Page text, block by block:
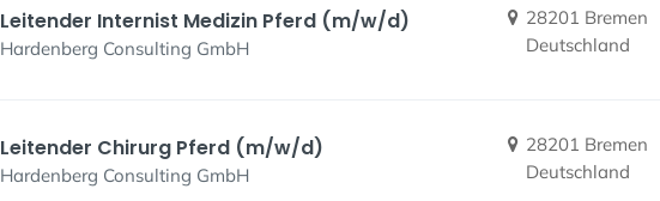
Leitender Internist Medizin Pferd (m/w/d)
Hardenberg Consulting GmbH
28201 Bremen
Deutschland
Leitender Chirurg Pferd (m/w/d)
Hardenberg Consulting GmbH
28201 Bremen
Deutschland